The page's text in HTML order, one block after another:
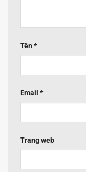
Tên *
Email *
Trang web